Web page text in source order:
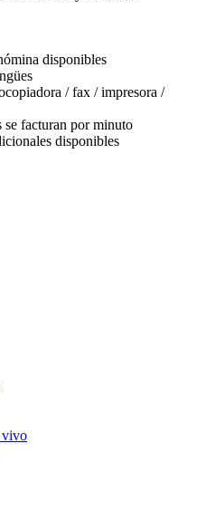
disponibles
/ fax / impresora /
se facturan por minuto
disponibles
vivo